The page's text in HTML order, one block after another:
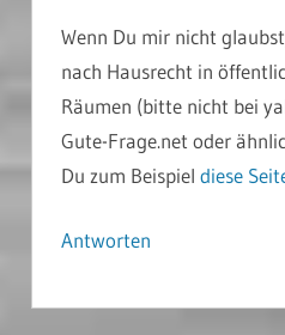
Wenn Du mir nicht
nach Hausrecht in
Räumen (bitte nicht bei
Gute-Frage.net oder
Du zum Beispiel diese
Antworten